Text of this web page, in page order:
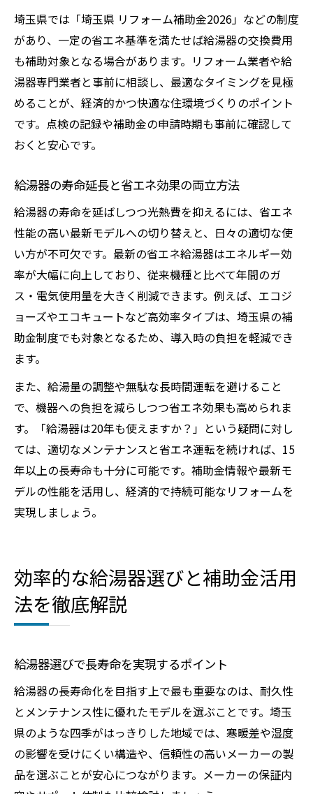
埼玉県では「埼玉県 リフォーム補助金2026」などの制度
があり、一定の省エネ基準を満たせば給湯器の交換費用
も補助対象となる場合があります。リフォーム業者や給
湯器専門業者と事前に相談し、最適なタイミングを見極
めることが、経済的かつ快適な住環境づくりのポイント
です。点検の記録や補助金の申請時期も事前に確認して
おくと安心です。
給湯器の寿命延長と省エネ効果の両立方法
給湯器の寿命を延ばしつつ光熱費を抑えるには、省エネ
性能の高い最新モデルへの切り替えと、日々の適切な使
い方が不可欠です。最新の省エネ給湯器はエネルギー効
率が大幅に向上しており、従来機種と比べて年間のガ
ス・電気使用量を大きく削減できます。例えば、エコジ
ョーズやエコキュートなど高効率タイプは、埼玉県の補
助金制度でも対象となるため、導入時の負担を軽減でき
ます。
また、給湯量の調整や無駄な長時間運転を避けること
で、機器への負担を減らしつつ省エネ効果も高められま
す。「給湯器は20年も使えますか？」という疑問に対し
ては、適切なメンテナンスと省エネ運転を続ければ、15
年以上の長寿命も十分に可能です。補助金情報や最新モ
デルの性能を活用し、経済的で持続可能なリフォームを
実現しましょう。
効率的な給湯器選びと補助金活用
法を徹底解説
給湯器選びで長寿命を実現するポイント
給湯器の長寿命化を目指す上で最も重要なのは、耐久性
とメンテナンス性に優れたモデルを選ぶことです。埼玉
県のような四季がはっきりした地域では、寒暖差や湿度
の影響を受けにくい構造や、信頼性の高いメーカーの製
品を選ぶことが安心につながります。メーカーの保証内